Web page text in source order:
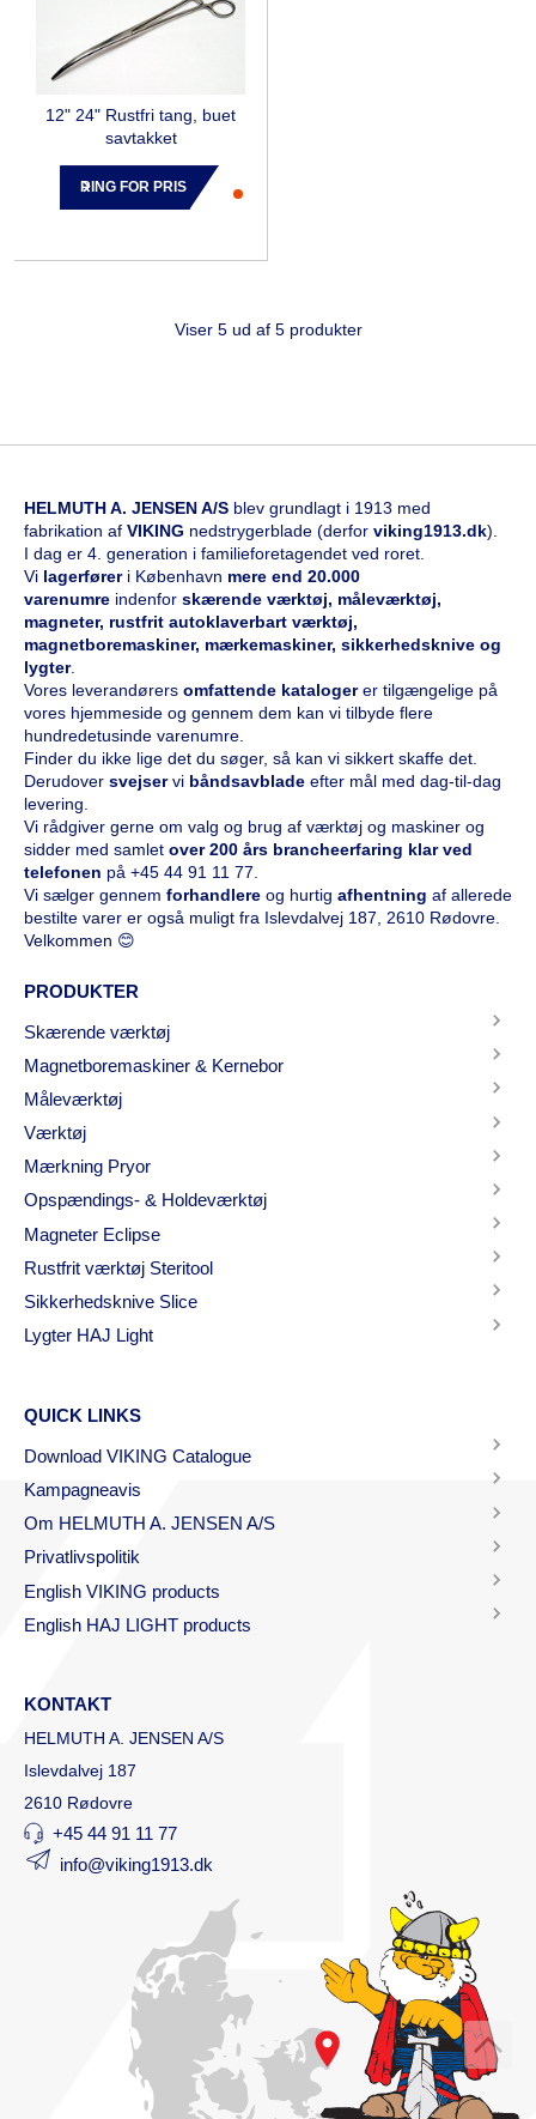
12" 24" Rustfri tang, buet
savtakket
RING FOR PRIS
Viser 5 ud af 5 produkter
HELMUTH A. JENSEN A/S blev grundlagt i 1913 med
fabrikation af VIKING nedstrygerblade (derfor viking1913.dk).
I dag er 4. generation i familieforetagendet ved roret.
Vi lagerfører i København mere end 20.000
varenumre indenfor skærende værktøj, måleværktøj,
magneter, rustfrit autoklaverbart værktøj,
magnetboremaskiner, mærkemaskiner, sikkerhedsknive og
lygter.
Vores leverandørers omfattende katalogerer tilgængelige på
vores hjemmeside og gennem dem kan vi tilbyde flere
hundredetusinde varenumre.
Finder du ikke lige det du søger, så kan vi sikkert skaffe det.
Derudover svejservi båndsavblade efter mål med dag-til-dag
levering.
Vi rådgiver gerne om valg og brug af værktøj og maskiner og
sidder med samlet over 200 års brancheerfaring klar ved
telefonen på +45 44 91 11 77
Vi sælger gennem forhandlere og hurtig afhentning af allerede
bestilte varer er også muligt fra Islevdalvej 187, 2610 Rødovre.
Velkommen 😊
PRODUKTER
Skærende værktøj
Magnetboremaskiner & Kernebor
Måleværktøj
Værktøj
Mærkning Pryor
Opspændings- & Holdeværktøj
Magneter Eclipse
Rustfrit værktøj Steritool
Sikkerhedsknive Slice
Lygter HAJ Light
QUICK LINKS
Download VIKING Catalogue
Kampagneavis
Om HELMUTH A. JENSEN A/S
Privatlivspolitik
English VIKING products
English HAJ LIGHT products
KONTAKT
HELMUTH A. JENSEN A/S
Islevdalvej 187
2610 Rødovre
+45 44 91 11 77
info@viking1913.dk